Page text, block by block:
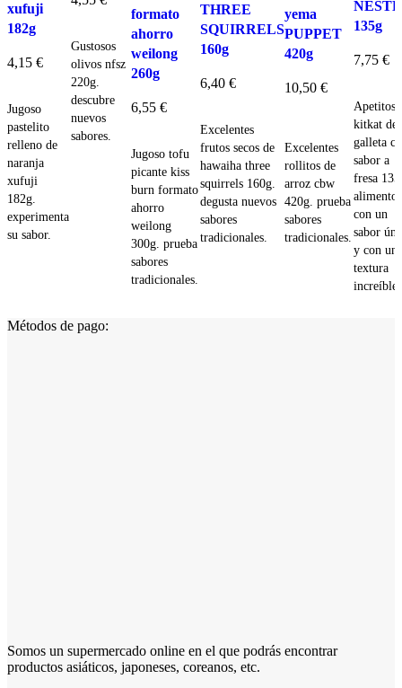
xufuji
182g
4,15 €
Jugoso
pastelito
relleno de
naranja
xufuji
182g.
experimenta
su sabor.
Gustosos
olivos nfsz
220g.
descubre
nuevos
sabores.
formato
ahorro
weilong
260g
6,55 €
Jugoso tofu
picante kiss
burn formato
ahorro
weilong
300g. prueba
sabores
tradicionales.
THREE
SQUIRRELS
160g
6,40 €
Excelentes
frutos secos de
hawaiha three
squirrels 160g.
degusta nuevos
sabores
tradicionales.
yema
PUPPET
420g
10,50 €
Excelentes
rollitos de
arroz cbw
420g. prueba
sabores
tradicionales.
135g
7,75 €
Apetitoso
kitkat de
galleta
sabor a
fresa
alimento
con un
sabor
y con una
textura
increíble.
Métodos de pago:
Somos un supermercado online en el que podrás encontrar
productos asiáticos, japoneses, coreanos, etc.